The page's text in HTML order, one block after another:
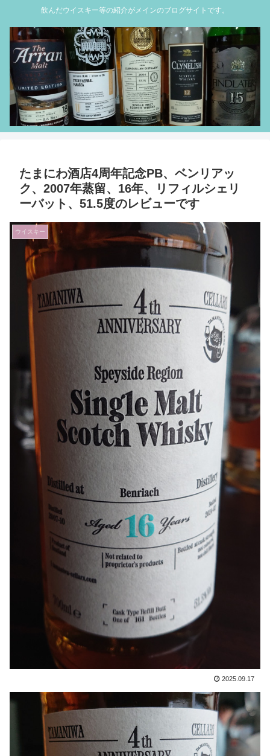
飲んだウイスキー等の紹介がメインのブログサイトです。
たまにわ酒店4周年記念PB、ベンリアッ
ク、2007年蒸留、16年、リフィルシェリ
ーバット、51.5度のレビューです
ウイスキー
2025.09.17